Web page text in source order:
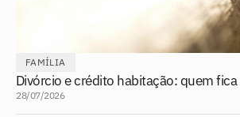
FAMÍLIA
Divórcio e crédito habitação: quem
casa?
28/07/2026